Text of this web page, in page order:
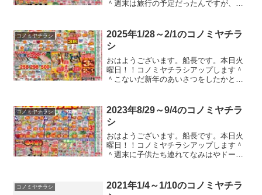
＾週末は旅行の予定だったんですが、台
ってたのに、、、ひどい。。。ガストや
バーミヤンのクーポンのチ...
コノミヤチラシ
2025年1/28～2/1のコノミヤチラ
シ
おはようございます。船長です。本日火
曜日！！コノミヤチラシアップします＾
＾こないだ新年のあいさつをしたかと思
し、恵方巻っつーか大阪からしたらただ
の太巻きなんですが、全国...
コノミヤチラシ
2023年8/29～9/4のコノミヤチラ
シ
おはようございます。船長です。本日火
曜日！！コノミヤチラシアップします＾
＾週末に子供たち連れてなみはやドーム
バーミヤンのクーポンのチラシが入って
たのでコノミヤチラシ以外...
コノミヤチラシ
2021年1/4～1/10のコノミヤチラ